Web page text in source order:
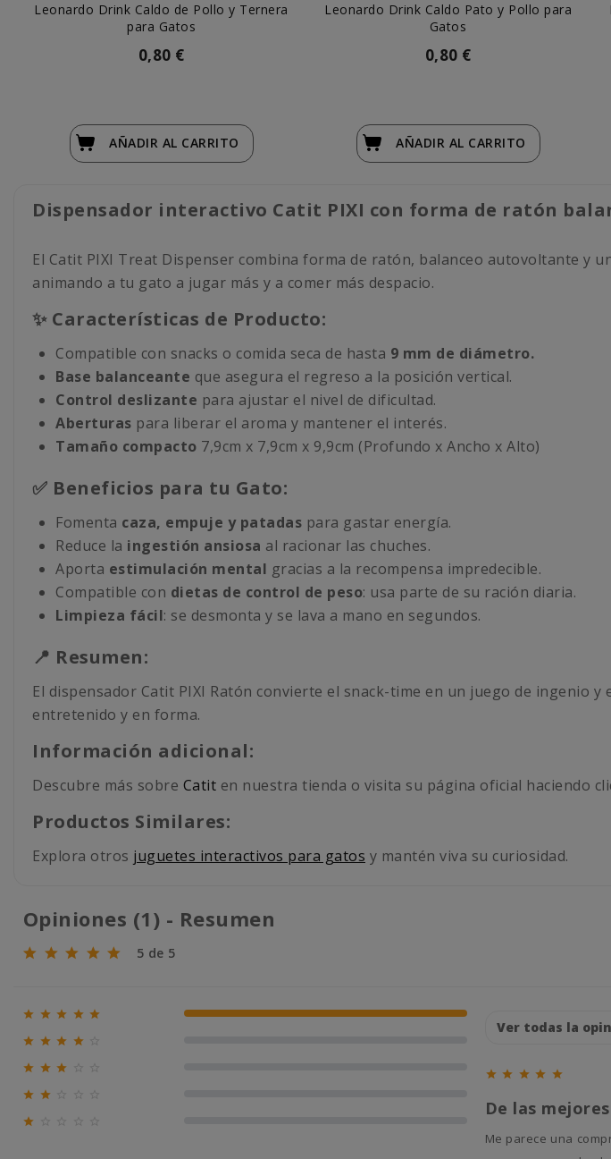
Leonardo Drink Caldo de Pollo y Ternera
para Gatos
0,80 €
AÑADIR AL CARRITO
Leonardo Drink Caldo Pato y Pollo para
Gatos
0,80 €
AÑADIR AL CARRITO
Dispensador interactivo Catit PIXI con forma de ratón
El Catit PIXI Treat Dispenser combina forma de ratón, balanceo autovoltante y
animando a tu gato a jugar más y a comer más despacio.
✨ Características de Producto:
Compatible con snacks o comida seca de hasta 9 mm de diámetro.
Base balanceante que asegura el regreso a la posición vertical.
Control deslizante para ajustar el nivel de dificultad.
Aberturas para liberar el aroma y mantener el interés.
Tamaño compacto 7,9cm x 7,9cm x 9,9cm (Profundo x Ancho x Alto)
✅ Beneficios para tu Gato:
Fomenta caza, empuje y patadas para gastar energía.
Reduce la ingestión ansiosa al racionar las chuches.
Aporta estimulación mental gracias a la recompensa impredecible.
Compatible con dietas de control de peso: usa parte de su ración diaria.
Limpieza fácil: se desmonta y se lava a mano en segundos.
📍 Resumen:
El dispensador Catit PIXI Ratón convierte el snack-time en un juego de ingenio
entretenido y en forma.
Información adicional:
Descubre más sobre Catit en nuestra tienda o visita su página oficial haciendo
Productos Similares:
Explora otros juguetes interactivos para gatos y mantén viva su curiosidad.
Opiniones (1) - Resumen
5 de 5
     100% (1)
   
  
 

    
De las
Me parece una compra muyyyy util. Se lo pasa genial empujandola. Encima puedo regular si quiero que sea mas facil